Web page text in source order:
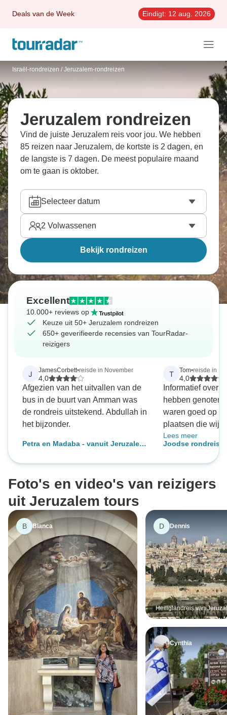
Deals van de Week Eindigt: 12 aug. 2026
Israël-rondreizen / Jeruzalem-rondreizen
Jeruzalem rondreizen
Vind de juiste Jeruzalem reis voor jou. We hebben
85 reizen naar Jeruzalem, de kortste is 2 dagen, en
de langste is 7 dagen. De meest populaire maand
om te gaan is oktober.
Selecteer datum
2 Volwassenen
Bekijk rondreizen
Excellent
10.000+ reviews op
Keuze uit 50+ Jeruzalem rondreizen
650+ geverifieerde recensies van TourRadar-
reizigers
J JamesCorbett•reisde in November
4,0
Afgezien van het uitvallen van de
bus in de buurt van Amman was
de rondreis uitstekend. Abdullah in
het bijzonder.
Petra en Madaba - vanuit Jeruzalem
T Tom•reisde in
4,0
Informatief over
hebben genoten
waren goed op
plaatsen die wij
zouden het
Lees meer
Joodse rondreis,
Foto's en video's van reizigers
uit Jeruzalem tours
B Bianca D Dennis
Heiliglandreis van
Bethlehem, Masada &
dagen
Cynthia